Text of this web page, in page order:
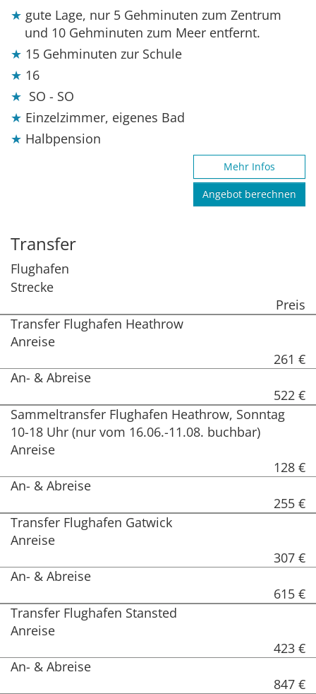
gute Lage, nur 5 Gehminuten zum Zentrum
und 10 Gehminuten zum Meer entfernt.
15 Gehminuten zur Schule
16
SO - SO
Einzelzimmer, eigenes Bad
Halbpension
Mehr Infos
Angebot berechnen
Transfer
Flughafen
Strecke
Preis
Transfer Flughafen Heathrow
Anreise
261 €
An- & Abreise
522 €
Sammeltransfer Flughafen Heathrow, Sonntag
10-18 Uhr (nur vom 16.06.-11.08. buchbar)
Anreise
128 €
An- & Abreise
255 €
Transfer Flughafen Gatwick
Anreise
307 €
An- & Abreise
615 €
Transfer Flughafen Stansted
Anreise
423 €
An- & Abreise
847 €